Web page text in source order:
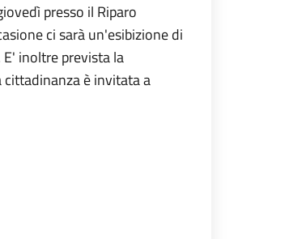
presso il Riparo
ci sarà un'esibizione di
E' inoltre prevista la
cittadinanza è invitata a